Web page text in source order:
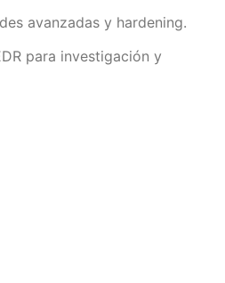
avanzadas y hardening.
para investigación y